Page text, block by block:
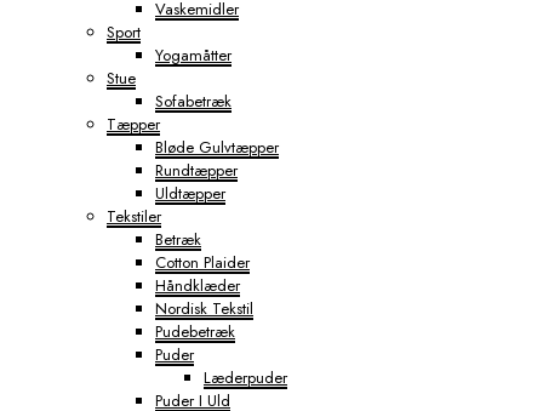
Vaskemidler
Sport
Yogamåtter
Stue
Sofabetræk
Tæpper
Bløde Gulvtæpper
Rundtæpper
Uldtæpper
Tekstiler
Betræk
Cotton Plaider
Håndklæder
Nordisk Tekstil
Pudebetræk
Puder
Læderpuder
Puder I Uld